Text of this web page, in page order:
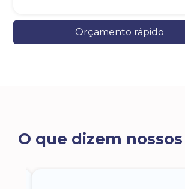
Orçamento rápido
O que dizem